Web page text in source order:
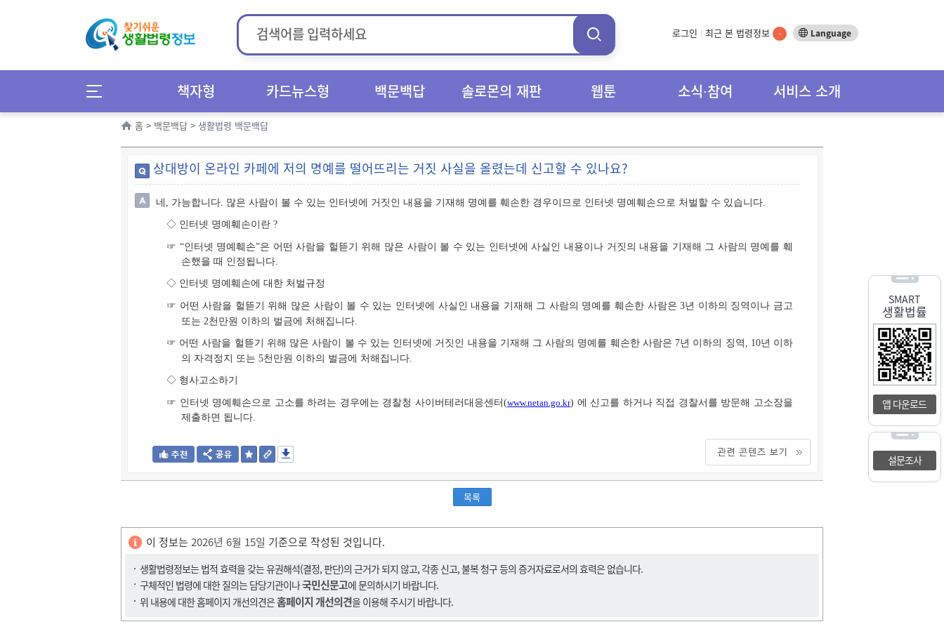
로그인 최근 본 법령정보 - Language
책자형 카드뉴스형 백문백답 솔로몬의 재판 웹툰 소식∙참여 서비스 소개
SMART
생활법률
앱 다운로드
설문조사
홈 > 백문백답 > 생활법령 백문백답
상대방이 온라인 카페에 저의 명예를 떨어뜨리는 거짓 사실을 올렸는데 신고할 수 있나요?
네, 가능합니다. 많은 사람이 볼 수 있는 인터넷에 거짓인 내용을 기재해 명예를 훼손한 경우이므로 인터넷 명예훼손으로 처벌할 수 있습니다.
◇ 인터넷 명예훼손이란 ?
☞ “인터넷 명예훼손”은 어떤 사람을 헐뜯기 위해 많은 사람이 볼 수 있는 인터넷에 사실인 내용이나 거짓의 내용을 기재해 그 사람의 명예를 훼
손했을 때 인정됩니다.
◇ 인터넷 명예훼손에 대한 처벌규정
☞ 어떤 사람을 헐뜯기 위해 많은 사람이 볼 수 있는 인터넷에 사실인 내용을 기재해 그 사람의 명예를 훼손한 사람은 3년 이하의 징역이나 금고
또는 2천만원 이하의 벌금에 처해집니다.
☞ 어떤 사람을 헐뜯기 위해 많은 사람이 볼 수 있는 인터넷에 거짓인 내용을 기재해 그 사람의 명예를 훼손한 사람은 7년 이하의 징역, 10년 이하
의 자격정지 또는 5천만원 이하의 벌금에 처해집니다.
◇ 형사고소하기
☞ 인터넷 명예훼손으로 고소를 하려는 경우에는 경찰청 사이버테러대응센터(www.netan.go.kr) 에 신고를 하거나 직접 경찰서를 방문해 고소장을
제출하면 됩니다.
목록
이 정보는 2026년 6월 15일 기준으로 작성된 것입니다.
생활법령정보는 법적 효력을 갖는 유권해석(결정, 판단)의 근거가 되지 않고, 각종 신고, 불복 청구 등의 증거자료로서의 효력은 없습니다.
구체적인 법령에 대한 질의는 담당기관이나국민신문고에 문의하시기 바랍니다.
위 내용에 대한 홈페이지 개선의견은홈페이지 개선의견을 이용해 주시기 바랍니다.